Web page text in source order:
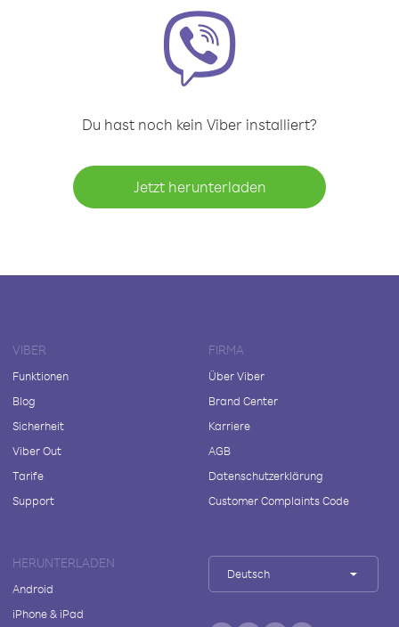
Du hast noch kein Viber installiert?
Jetzt herunterladen
VIBER
Funktionen
Blog
Sicherheit
Viber Out
Tarife
Support
FIRMA
Über Viber
Brand Center
Karriere
AGB
Datenschutzerklärung
Customer Complaints Code
HERUNTERLADEN
Android
iPhone & iPad
Deutsch